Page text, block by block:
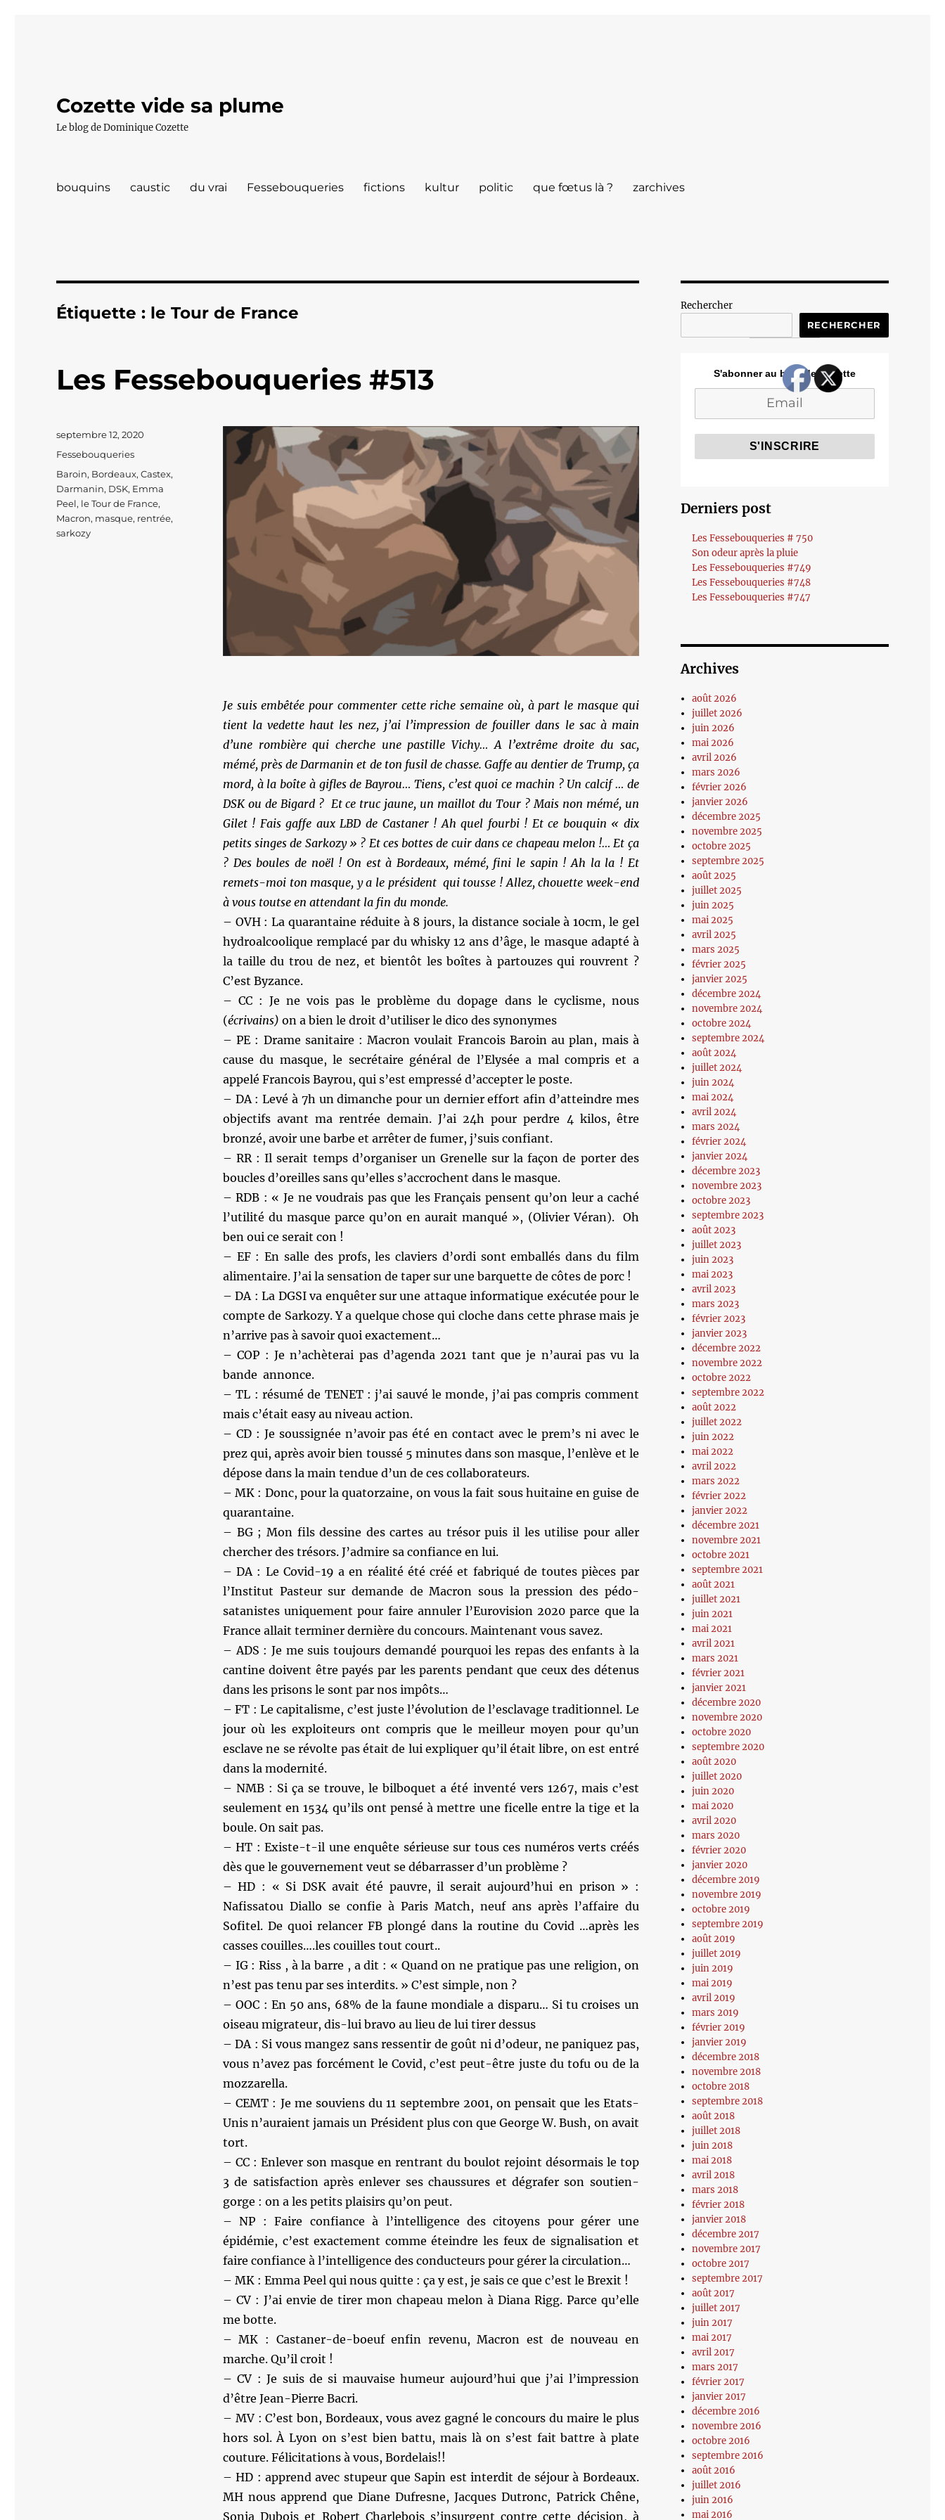
Cozette vide sa plume
Le blog de Dominique Cozette
bouquins caustic du vrai Fessebouqueries fictions kultur politic que fœtus là ? zarchives
Étiquette : le Tour de France
Les Fessebouqueries #513
Je suis embêtée pour commenter cette riche semaine où, à part le masque qui
tient la vedette haut les nez, j’ai l’impression de fouiller dans le sac à main
d’une rombière qui cherche une pastille Vichy… A l’extrême droite du sac,
mémé, près de Darmanin et de ton fusil de chasse. Gaffe au dentier de Trump, ça
mord, à la boîte à gifles de Bayrou… Tiens, c’est quoi ce machin ? Un calcif … de
DSK ou de Bigard ? Et ce truc jaune, un maillot du Tour ? Mais non mémé, un
Gilet ! Fais gaffe aux LBD de Castaner ! Ah quel fourbi ! Et ce bouquin « dix
petits singes de Sarkozy » ? Et ces bottes de cuir dans ce chapeau melon !… Et ça
? Des boules de noël ! On est à Bordeaux, mémé, fini le sapin ! Ah la la ! Et
remets-moi ton masque, y a le président qui tousse ! Allez, chouette week-end
à vous toutse en attendant la fin du monde.
– OVH : La quarantaine réduite à 8 jours, la distance sociale à 10cm, le gel
hydroalcoolique remplacé par du whisky 12 ans d’âge, le masque adapté à
la taille du trou de nez, et bientôt les boîtes à partouzes qui rouvrent ?
C’est Byzance.
– CC : Je ne vois pas le problème du dopage dans le cyclisme, nous
(écrivains) on a bien le droit d’utiliser le dico des synonymes
– PE : Drame sanitaire : Macron voulait Francois Baroin au plan, mais à
cause du masque, le secrétaire général de l’Elysée a mal compris et a
appelé Francois Bayrou, qui s’est empressé d’accepter le poste.
– DA : Levé à 7h un dimanche pour un dernier effort afin d’atteindre mes
objectifs avant ma rentrée demain. J’ai 24h pour perdre 4 kilos, être
bronzé, avoir une barbe et arrêter de fumer, j’suis confiant.
– RR : Il serait temps d’organiser un Grenelle sur la façon de porter des
boucles d’oreilles sans qu’elles s’accrochent dans le masque.
– RDB : « Je ne voudrais pas que les Français pensent qu’on leur a caché
l’utilité du masque parce qu’on en aurait manqué », (Olivier Véran). Oh
ben oui ce serait con !
– EF : En salle des profs, les claviers d’ordi sont emballés dans du film
alimentaire. J’ai la sensation de taper sur une barquette de côtes de porc !
– DA : La DGSI va enquêter sur une attaque informatique exécutée pour le
compte de Sarkozy. Y a quelque chose qui cloche dans cette phrase mais je
n’arrive pas à savoir quoi exactement…
– COP : Je n’achèterai pas d’agenda 2021 tant que je n’aurai pas vu la
bande annonce.
– TL : résumé de TENET : j’ai sauvé le monde, j’ai pas compris comment
mais c’était easy au niveau action.
– CD : Je soussignée n’avoir pas été en contact avec le prem’s ni avec le
prez qui, après avoir bien toussé 5 minutes dans son masque, l’enlève et le
dépose dans la main tendue d’un de ces collaborateurs.
– MK : Donc, pour la quatorzaine, on vous la fait sous huitaine en guise de
quarantaine.
– BG ; Mon fils dessine des cartes au trésor puis il les utilise pour aller
chercher des trésors. J’admire sa confiance en lui.
– DA : Le Covid-19 a en réalité été créé et fabriqué de toutes pièces par
l’Institut Pasteur sur demande de Macron sous la pression des pédo-
satanistes uniquement pour faire annuler l’Eurovision 2020 parce que la
France allait terminer dernière du concours. Maintenant vous savez.
– ADS : Je me suis toujours demandé pourquoi les repas des enfants à la
cantine doivent être payés par les parents pendant que ceux des détenus
dans les prisons le sont par nos impôts…
– FT : Le capitalisme, c’est juste l’évolution de l’esclavage traditionnel. Le
jour où les exploiteurs ont compris que le meilleur moyen pour qu’un
esclave ne se révolte pas était de lui expliquer qu’il était libre, on est entré
dans la modernité.
– NMB : Si ça se trouve, le bilboquet a été inventé vers 1267, mais c’est
seulement en 1534 qu’ils ont pensé à mettre une ficelle entre la tige et la
boule. On sait pas.
– HT : Existe-t-il une enquête sérieuse sur tous ces numéros verts créés
dès que le gouvernement veut se débarrasser d’un problème ?
– HD : « Si DSK avait été pauvre, il serait aujourd’hui en prison » :
Nafissatou Diallo se confie à Paris Match, neuf ans après l’affaire du
Sofitel. De quoi relancer FB plongé dans la routine du Covid …après les
casses couilles….les couilles tout court..
– IG : Riss , à la barre , a dit : « Quand on ne pratique pas une religion, on
n’est pas tenu par ses interdits. » C’est simple, non ?
– OOC : En 50 ans, 68% de la faune mondiale a disparu… Si tu croises un
oiseau migrateur, dis-lui bravo au lieu de lui tirer dessus
– DA : Si vous mangez sans ressentir de goût ni d’odeur, ne paniquez pas,
vous n’avez pas forcément le Covid, c’est peut-être juste du tofu ou de la
mozzarella.
– CEMT : Je me souviens du 11 septembre 2001, on pensait que les Etats-
Unis n’auraient jamais un Président plus con que George W. Bush, on avait
tort.
– CC : Enlever son masque en rentrant du boulot rejoint désormais le top
3 de satisfaction après enlever ses chaussures et dégrafer son soutien-
gorge : on a les petits plaisirs qu’on peut.
– NP : Faire confiance à l’intelligence des citoyens pour gérer une
épidémie, c’est exactement comme éteindre les feux de signalisation et
faire confiance à l’intelligence des conducteurs pour gérer la circulation…
– MK : Emma Peel qui nous quitte : ça y est, je sais ce que c’est le Brexit !
– CV : J’ai envie de tirer mon chapeau melon à Diana Rigg. Parce qu’elle
me botte.
– MK : Castaner-de-boeuf enfin revenu, Macron est de nouveau en
marche. Qu’il croit !
– CV : Je suis de si mauvaise humeur aujourd’hui que j’ai l’impression
d’être Jean-Pierre Bacri.
– MV : C’est bon, Bordeaux, vous avez gagné le concours du maire le plus
hors sol. À Lyon on s’est bien battu, mais là on s’est fait battre à plate
couture. Félicitations à vous, Bordelais!!
– HD : apprend avec stupeur que Sapin est interdit de séjour à Bordeaux.
MH nous apprend que Diane Dufresne, Jacques Dutronc, Patrick Chêne,
Sonia Dubois et Robert Charlebois s’insurgent contre cette décision, à
Publié
septembre 12, 2020
Catégories
Fessebouqueries
Étiquettes
Baroin, Bordeaux,Castex,
Darmanin, DSK, Emma
Peel, le Tour de France,
Macron, masque, rentrée,
sarkozy
Rechercher
RECHERCHER
S'abonner au blog de Cozette
Derniers post
Les Fessebouqueries # 750
Son odeur après la pluie
Les Fessebouqueries #749
Les Fessebouqueries #748
Les Fessebouqueries #747
Archives
août 2026
juillet 2026
juin 2026
mai 2026
avril 2026
mars 2026
février 2026
janvier 2026
décembre 2025
novembre 2025
octobre 2025
septembre 2025
août 2025
juillet 2025
juin 2025
mai 2025
avril 2025
mars 2025
février 2025
janvier 2025
décembre 2024
novembre 2024
octobre 2024
septembre 2024
août 2024
juillet 2024
juin 2024
mai 2024
avril 2024
mars 2024
février 2024
janvier 2024
décembre 2023
novembre 2023
octobre 2023
septembre 2023
août 2023
juillet 2023
juin 2023
mai 2023
avril 2023
mars 2023
février 2023
janvier 2023
décembre 2022
novembre 2022
octobre 2022
septembre 2022
août 2022
juillet 2022
juin 2022
mai 2022
avril 2022
mars 2022
février 2022
janvier 2022
décembre 2021
novembre 2021
octobre 2021
septembre 2021
août 2021
juillet 2021
juin 2021
mai 2021
avril 2021
mars 2021
février 2021
janvier 2021
décembre 2020
novembre 2020
octobre 2020
septembre 2020
août 2020
juillet 2020
juin 2020
mai 2020
avril 2020
mars 2020
février 2020
janvier 2020
décembre 2019
novembre 2019
octobre 2019
septembre 2019
août 2019
juillet 2019
juin 2019
mai 2019
avril 2019
mars 2019
février 2019
janvier 2019
décembre 2018
novembre 2018
octobre 2018
septembre 2018
août 2018
juillet 2018
juin 2018
mai 2018
avril 2018
mars 2018
février 2018
janvier 2018
décembre 2017
novembre 2017
octobre 2017
septembre 2017
août 2017
juillet 2017
juin 2017
mai 2017
avril 2017
mars 2017
février 2017
janvier 2017
décembre 2016
novembre 2016
octobre 2016
septembre 2016
août 2016
juillet 2016
juin 2016
mai 2016